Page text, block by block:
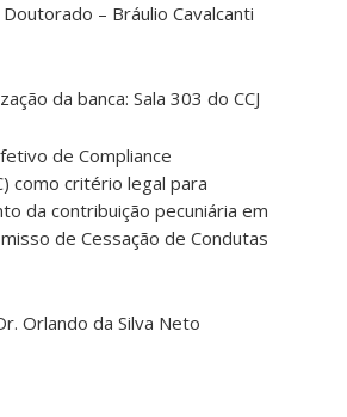
– Bráulio Cavalcanti
da banca: Sala 303 do CCJ
de Compliance
como critério legal para
da contribuição pecuniária em
de Cessação de Condutas
Orlando da Silva Neto